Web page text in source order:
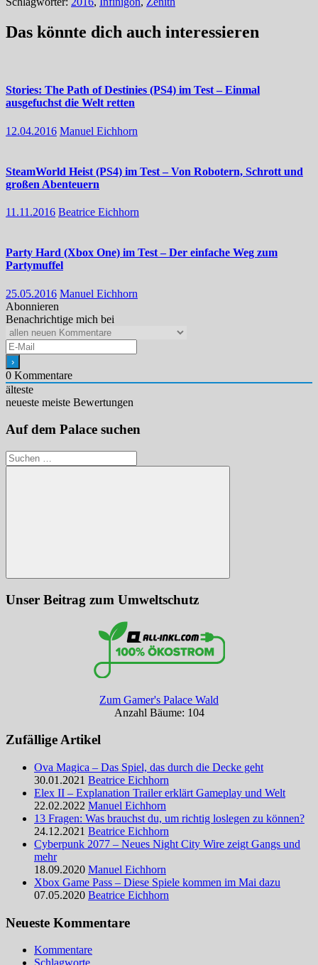
Das könnte dich auch interessieren
Stories: The Path of Destinies (PS4) im Test – Einmal
ausgefuchst die Welt retten
12.04.2016 Manuel Eichhorn
SteamWorld Heist (PS4) im Test – Von Robotern, Schrott und
großen Abenteuern
11.11.2016 Beatrice Eichhorn
Party Hard (Xbox One) im Test – Der einfache Weg zum
Partymuffel
25.05.2016 Manuel Eichhorn
Abonnieren
Benachrichtige mich bei
0 Kommentare
älteste
neueste meiste Bewertungen
Auf dem Palace suchen
Suchen
nach:
Suchen
Unser Beitrag zum Umweltschutz
Zum Gamer's Palace Wald
Anzahl Bäume: 104
Zufällige Artikel
Ova Magica – Das Spiel, das durch die Decke geht
30.01.2021 Beatrice Eichhorn
Elex II – Explanation Trailer erklärt Gameplay und Welt
22.02.2022 Manuel Eichhorn
13 Fragen: Was brauchst du, um richtig loslegen zu können?
24.12.2021 Beatrice Eichhorn
Cyberpunk 2077 – Neues Night City Wire zeigt Gangs und
mehr
18.09.2020 Manuel Eichhorn
Xbox Game Pass – Diese Spiele kommen im Mai dazu
07.05.2020 Beatrice Eichhorn
Neueste Kommentare
Kommentare